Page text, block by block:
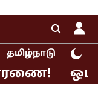
தமிழ்நாடு
ஒட்டுமொத்த